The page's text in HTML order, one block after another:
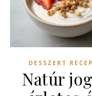
DESSZERT
Natúr